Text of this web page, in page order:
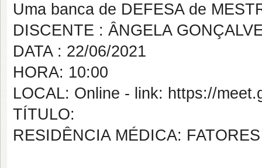
Uma banca de DEFESA de
DISCENTE : ÂNGELA
DATA : 22/06/2021
HORA: 10:00
LOCAL: Online - link: https://
TÍTULO:
RESIDÊNCIA MÉDICA: